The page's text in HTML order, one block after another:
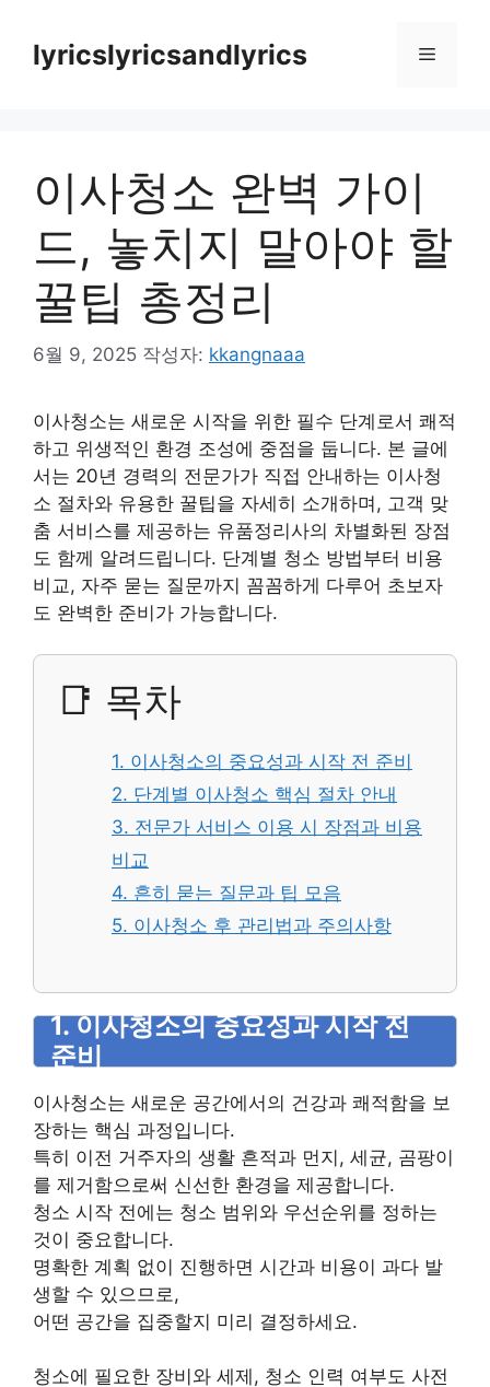
lyricslyricsandlyrics 메
이사청소 완벽 가이
드, 놓치지 말아야 할
꿀팁 총정리
6월 9, 2025 작성자: kkangnaaa
이사청소는 새로운 시작을 위한 필수 단계로서 쾌적
하고 위생적인 환경 조성에 중점을 둡니다. 본 글에
서는 20년 경력의 전문가가 직접 안내하는 이사청
소 절차와 유용한 꿀팁을 자세히 소개하며, 고객 맞
춤 서비스를 제공하는 유품정리사의 차별화된 장점
도 함께 알려드립니다. 단계별 청소 방법부터 비용
비교, 자주 묻는 질문까지 꼼꼼하게 다루어 초보자
도 완벽한 준비가 가능합니다.
📑 목차
1. 이사청소의 중요성과 시작 전 준비
2. 단계별 이사청소 핵심 절차 안내
3. 전문가 서비스 이용 시 장점과 비용
비교
4. 흔히 묻는 질문과 팁 모음
5. 이사청소 후 관리법과 주의사항
1. 이사청소의 중요성과 시작 전
준비
이사청소는 새로운 공간에서의 건강과 쾌적함을 보
장하는 핵심 과정입니다.
특히 이전 거주자의 생활 흔적과 먼지, 세균, 곰팡이
를 제거함으로써 신선한 환경을 제공합니다.
청소 시작 전에는 청소 범위와 우선순위를 정하는
것이 중요합니다.
명확한 계획 없이 진행하면 시간과 비용이 과다 발
생할 수 있으므로,
어떤 공간을 집중할지 미리 결정하세요.
청소에 필요한 장비와 세제, 청소 인력 여부도 사전